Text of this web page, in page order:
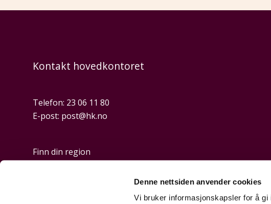
Denne nettsiden anvender cookies
Vi bruker informasjonskapsler for å
Kontakt hovedkontoret
Telefon: 23 06 11 80
E-post: post@hk.no
Finn din region